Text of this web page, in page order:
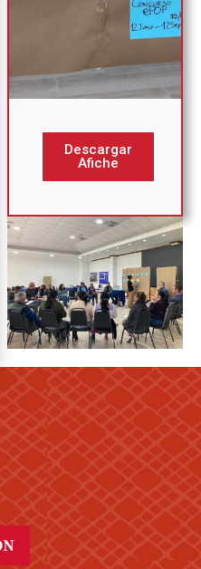
Descargar
Afiche